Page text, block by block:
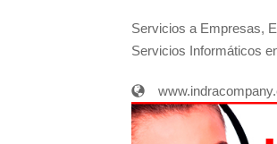
Servicios a Empresas,
Servicios Informáticos